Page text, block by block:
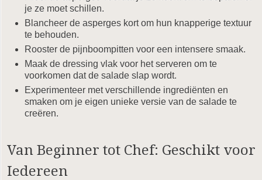
je ze moet schillen.
Blancheer de asperges kort om hun knapperige textuur
te behouden.
Rooster de pijnboompitten voor een intensere smaak.
Maak de dressing vlak voor het serveren om te
voorkomen dat de salade slap wordt.
Experimenteer met verschillende ingrediënten en
smaken om je eigen unieke versie van de salade te
creëren.
Van Beginner tot Chef: Geschikt voor
Iedereen